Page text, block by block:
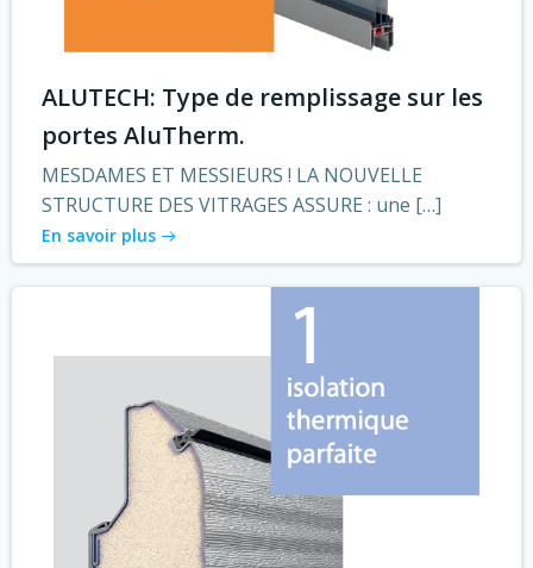
ALUTECH: Type de remplissage sur les
portes AluTherm.
MESDAMES ET MESSIEURS ! LA NOUVELLE
STRUCTURE DES VITRAGES ASSURE : une […]
En savoir plus